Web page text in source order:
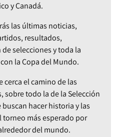
y Canadá.
las últimas noticias,
resultados,
selecciones y toda la
la Copa del Mundo.
cerca el camino de las
sobre todo la de la Selección
hacer historia y las
torneo más esperado por
del mundo.